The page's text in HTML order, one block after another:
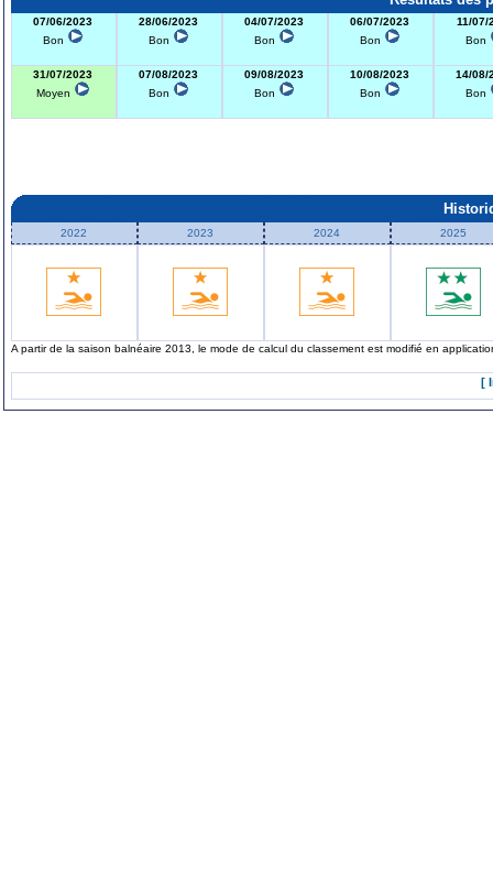
07/06/2023
Bon
28/06/2023
Bon
04/07/2023
Bon
06/07/2023
Bon
11/07/
Bon
31/07/2023
Moyen
07/08/2023
Bon
09/08/2023
Bon
10/08/2023
Bon
14/08/
Bon
2022 2023 2024 2025
A partir de la saison balnéaire 2013, le mode de calcul du classement est modifié en
[